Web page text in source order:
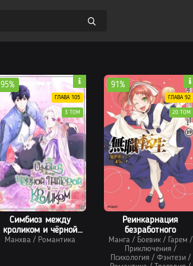
Симбиоз между
кроликом и чёрной
пантерой
Манхва/ Романтика
95%
ГЛАВА 105
3 ТОМ
Реинкарнация
безработного
Манга/ Боевик/ Гарем /
Приключения /
Психология / Фэнтези/
91%
ГЛАВА 92
20 ТОМ